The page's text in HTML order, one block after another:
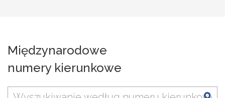
Międzynarodowe
numery kierunkowe